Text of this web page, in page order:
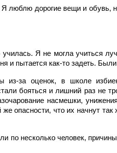
люблю дорогие вещи и обувь,
Я не могла учиться
и пытается как-то задеть.
за оценок, в школе
бояться и лишний раз не
насмешки,
опасности, что их начнут так
по несколько человек,